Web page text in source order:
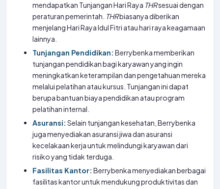
mendapatkan Tunjangan Hari Raya THRsesuai dengan
peraturan pemerintah. THRbiasanya diberikan
menjelang Hari Raya Idul Fitri atau hari raya keagamaan
lainnya.
Tunjangan Pendidikan: Berrybenka memberikan
tunjangan pendidikan bagi karyawan yang ingin
meningkatkan keterampilan dan pengetahuan mereka
melalui pelatihan atau kursus. Tunjangan ini dapat
berupa bantuan biaya pendidikan atau program
pelatihan internal.
Asuransi: Selain tunjangan kesehatan, Berrybenka
juga menyediakan asuransi jiwa dan asuransi
kecelakaan kerja untuk melindungi karyawan dari
risiko yang tidak terduga.
Fasilitas Kantor: Berrybenka menyediakan berbagai
fasilitas kantor untuk mendukung produktivitas dan